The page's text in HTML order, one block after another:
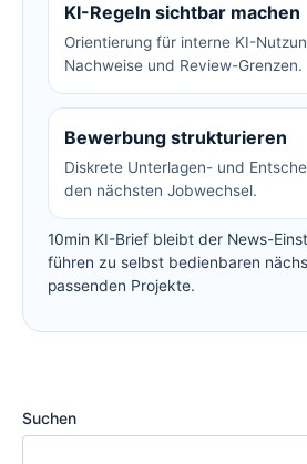
KI-Regeln sichtbar machen
Orientierung für interne KI-
Nachweise und Review-Grenzen.
Bewerbung strukturieren
Diskrete Unterlagen- und
den nächsten Jobwechsel.
10min KI-Brief bleibt der News-
führen zu selbst bedienbaren
passenden Projekte.
Suchen